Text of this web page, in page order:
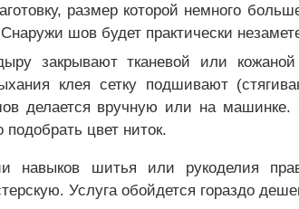
размер которой немного
шов будет практически
закрывают тканевой или
клея сетку подшивают
делается вручную или на машинке.
подобрать цвет ниток.
навыков шитья или рукоделия
Услуга обойдется гораздо